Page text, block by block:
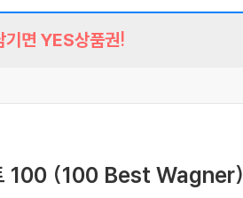
기면 YES상품권!
100 (100 Best Wagner)